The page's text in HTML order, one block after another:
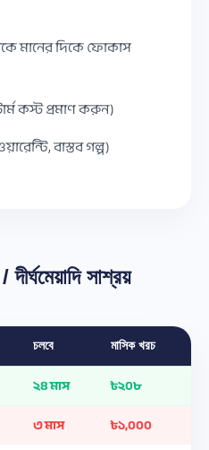
মানের দিকে ফোকাস
কস্ট প্রমাণ করুন)
বাস্তব গল্প)
সাশ্রয়
চলবে মাসিক খরচ
২৪ মাস
৳২০৮
৩ মাস ৳১,০০০